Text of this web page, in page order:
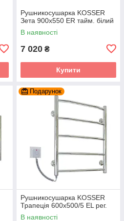
Рушникосушарка KOSSER
Зета 900х550 ER тайм. білий
В наявності
7 020 ₴
Купити
Подарунок
Рушникосушарка KOSSER
Трапеція 600х500/5 EL рег.
В наявності